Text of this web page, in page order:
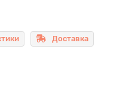
Доставка